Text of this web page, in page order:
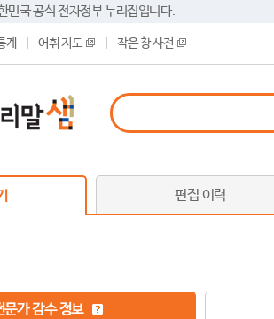
민국 공식 전자정부 누리집입니다.
계 어휘 지도 작은 창 사전
편집 이력
문가 감수 정보